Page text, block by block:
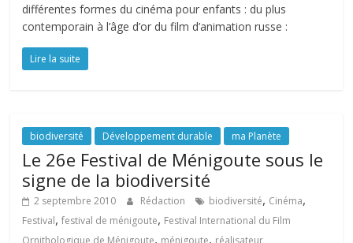
différentes formes du cinéma pour enfants : du plus
contemporain à l’âge d’or du film d’animation russe :
Lire la suite
biodiversité Développement durable ma Planète
Le 26e Festival de Ménigoute sous le
signe de la biodiversité
2 septembre 2010 Rédaction biodiversité, Cinéma,
Festival,festival de ménigoute, Festival International du Film
Ornithologique de Ménigoute, ménigoute, réalisateur